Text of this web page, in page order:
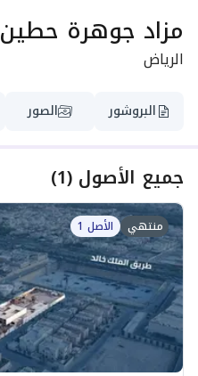
مزاد جوهرة حطين
الرياض
البروشور الصور
جميع الأصول (
1
)
منتهي الأصل 1